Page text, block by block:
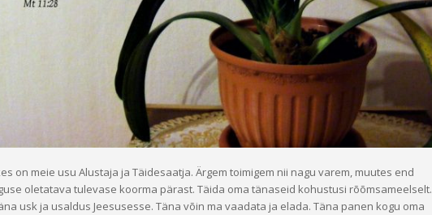
on meie usu Alustaja ja Täidesaatja. Ärgem toimigem nii nagu varem, muutes end
oletatava tulevase koorma pärast. Täida oma tänaseid kohustusi rõõmsameelselt.
usk ja usaldus Jeesusesse. Täna võin ma vaadata ja elada. Täna panen kogu oma